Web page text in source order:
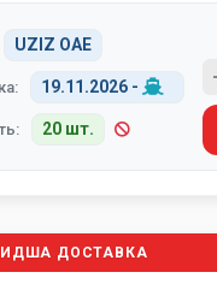
UZIZ ОАЕ
19.11.2026 -
20 шт.
ДОСТАВКА